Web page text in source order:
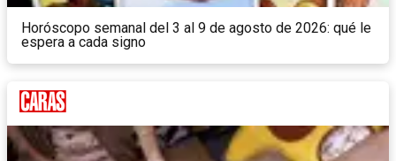
Horóscopo semanal del 3 al 9 de agosto de 2026: qué le
espera a cada signo